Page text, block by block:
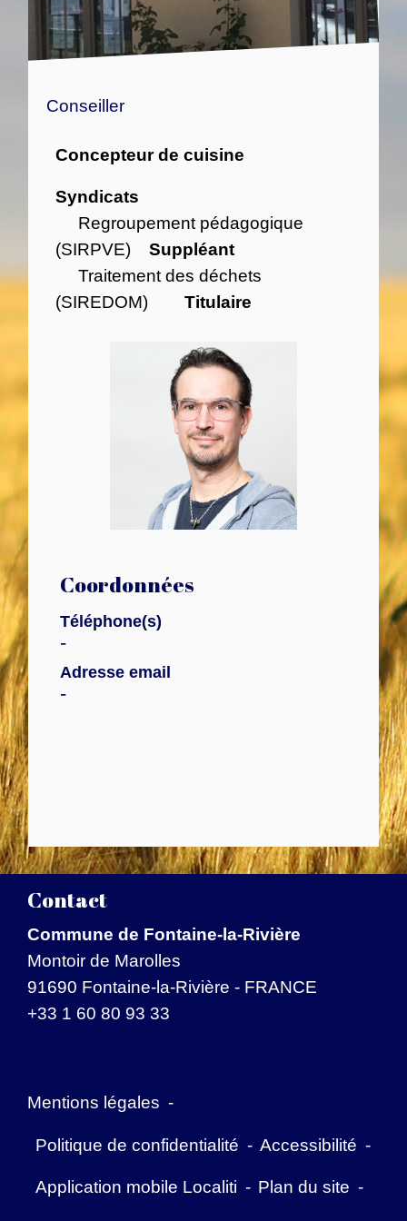
Conseiller
Concepteur de cuisine
Syndicats
Regroupement pédagogique
(SIRPVE)
Suppléant
Traitement des déchets
(SIREDOM)Titulaire
Coordonnées
Téléphone(s)
-
Adresse email
-
Contact
Commune de Fontaine-la-Rivière
Montoir de Marolles
91690 Fontaine-la-Rivière - FRANCE
+33 1 60 80 93 33
Mentions légales -
Politique de confidentialité - Accessibilité -
Application mobile Localiti - Plan du site -